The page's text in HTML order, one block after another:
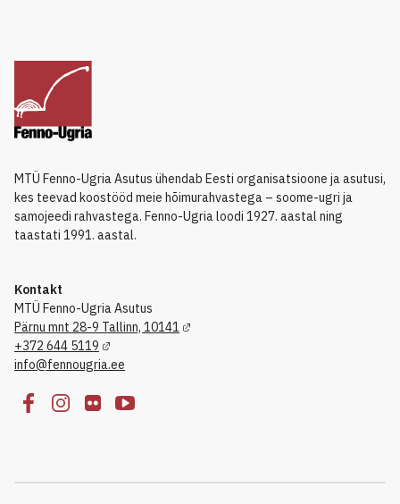
MTÜ Fenno-Ugria Asutus ühendab Eesti organisatsioone ja asutusi,
kes teevad koostööd meie hõimurahvastega – soome-ugri ja
samojeedi rahvastega. Fenno-Ugria loodi 1927. aastal ning
taastati 1991. aastal.
Kontakt
MTÜ Fenno-Ugria Asutus
Pärnu mnt 28-9 Tallinn, 10141
+372 644 5119
info@fennougria.ee